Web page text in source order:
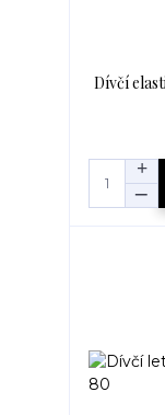
Dívčí